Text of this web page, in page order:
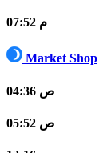
07:52 م
Market Shop
04:36 ص
05:52 ص